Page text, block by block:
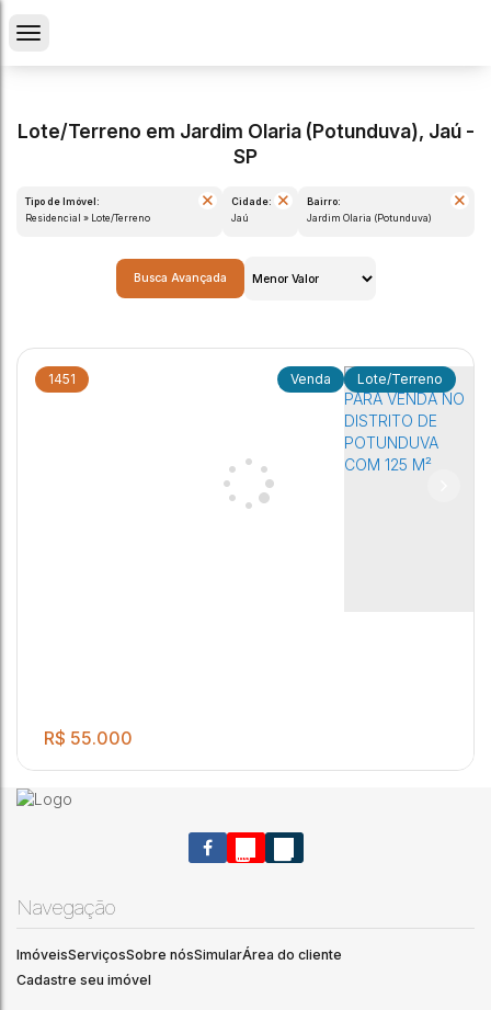
Lote/Terreno em Jardim Olaria (Potunduva), Jaú -
SP
Tipo de Imóvel:
Residencial » Lote/Terreno
Cidade:
Jaú
Bairro:
Jardim Olaria (Potunduva)
Busca Avançada
1451 Lote/Terreno
TERRENO PARA VENDA NO DISTRITO DE POTUNDUVA COM
R$ 55.000
Navegação
ImóveisServiçosSobre nósSimularÁrea do cliente
Cadastre seu imóvel